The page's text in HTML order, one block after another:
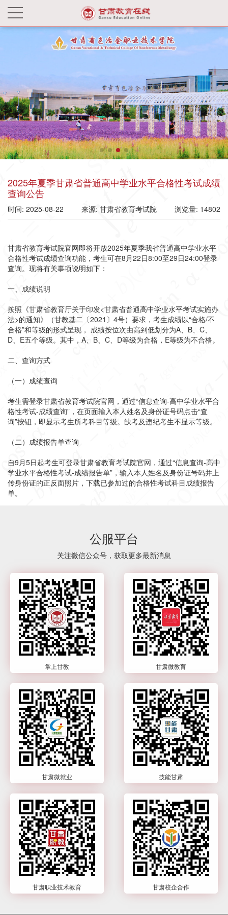
2025年夏季甘肃省普通高中学业水平合格性考试成绩
查询公告
时间: 2025-08-22 来源: 甘肃省教育考试院 浏览量: 14802
甘肃省教育考试院官网即将开放2025年夏季我省普通高中学业水平
合格性考试成绩查询功能，考生可在8月22日8:00至29日24:00登录
查询。现将有关事项说明如下：
一、成绩说明
按照《甘肃省教育厅关于印发<甘肃省普通高中学业水平考试实施办
法>的通知》（甘教基二〔2021〕4号）要求，考生成绩以“合格/不
合格”和等级的形式呈现， 成绩按位次由高到低划分为A、B、C、
D、E五个等级。其中，A、B、C、D等级为合格，E等级为不合格。
二、查询方式
（一）成绩查询
考生需登录甘肃省教育考试院官网 ，通过“信息查询-高中学业水平合
格性考试-成绩查询”，在页面输入本人姓名及身份证号码点击“查
询”按钮，即显示考生所考科目等级。缺考及违纪考生不显示等级。
（二）成绩报告单查询
自9月5日起考生可登录甘肃省教育考试院官网，通过“信息查询-高中
学业水平合格性考试-成绩报告单”，输入本人姓名及身份证号码并上
传身份证的正反面照片，下载已参加过的合格性考试科目成绩报告
单。
公服平台
关注微信公众号，获取更多最新消息
掌上甘教 甘肃微教育
甘肃微就业 技能甘肃
甘肃职业技术教育 甘肃校企合作